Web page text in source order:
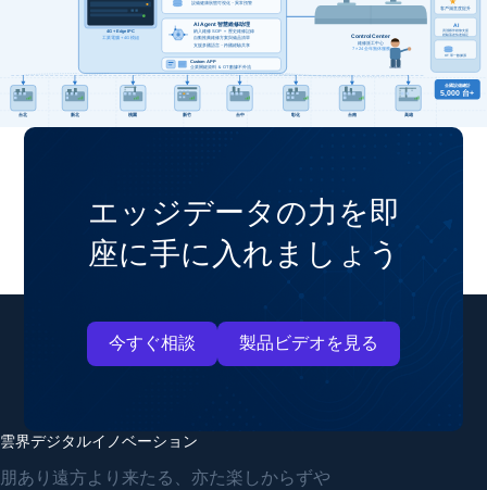
エッジデータの力を即
座に手に入れましょう
今すぐ相談 製品ビデオを見る
雲界デジタルイノベーション
朋あり遠方より来たる、亦た楽しからずや